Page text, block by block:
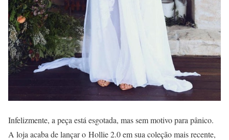
Infelizmente, a peça está esgotada, mas sem motivo para pânico.
A loja acaba de lançar o Hollie 2.0 em sua coleção mais recente,